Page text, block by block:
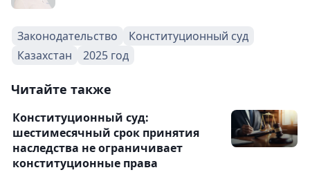
Законодательство
Конституционный суд
Казахстан
2025 год
Читайте также
Конституционный суд:
шестимесячный срок принятия
наследства не ограничивает
конституционные права